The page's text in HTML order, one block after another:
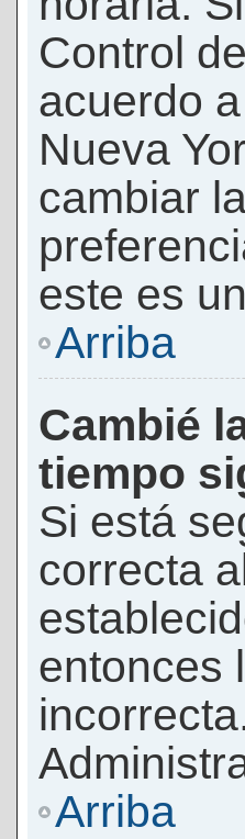
Control
acuerdo
Nueva
cambiar
este es
Arriba
Cambié
tiempo
Si está
correcta
entonces
Arriba